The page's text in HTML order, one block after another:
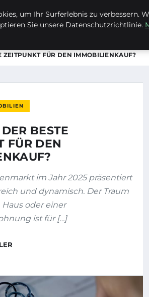
ZEITPUNKT FÜR DEN IMMOBILIENKAUF?
BESTE
FÜR DEN
im Jahr 2025 präsentiert
und dynamisch. Der Traum
oder einer
ist für […]
um Ihr Surferlebnis zu verbessern.
Sie unsere Datenschutzrichtlinie.